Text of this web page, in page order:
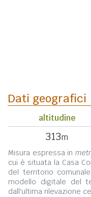
Dati geografici
altitudine
313m
Misura espressa in
cui è situata la Casa
del territorio
modello digitale del
dall'ultima rilevazione